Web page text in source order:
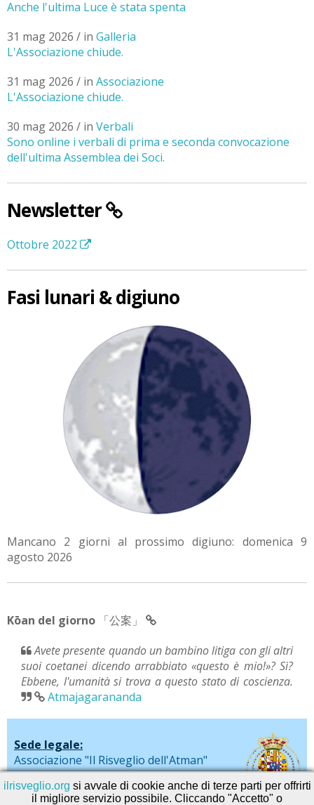
Anche l'ultima Luce è stata spenta
31 mag 2026 / in Galleria
L'Associazione chiude.
31 mag 2026 / in Associazione
L'Associazione chiude.
30 mag 2026 / in Verbali
Sono online i verbali di prima e seconda convocazione
dell'ultima Assemblea dei Soci.
Newsletter
Ottobre 2022
Fasi lunari & digiuno
Mancano 2 giorni al prossimo digiuno: domenica 9
agosto 2026
Kōan del giorno 「公案」
Avete presente quando un bambino litiga con gli altri
suoi coetanei dicendo arrabbiato «questo è mio!»? Sì?
Ebbene, l'umanità si trova a questo stato di coscienza.
Atmajagarananda
Sede legale:
Associazione "Il Risveglio dell'Atman"
via De Liguori, 20 - Sarno (SA)
ilrisveglio.org si avvale di cookie anche di terze parti per offrirti
il migliore servizio possibile. Cliccando "Accetto" o